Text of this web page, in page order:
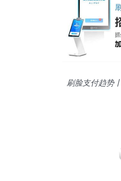
刷脸支付趋势